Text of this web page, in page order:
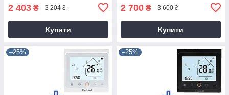
2 403 ₴ 3 204 ₴
Купити
2 700 ₴ 3 600 ₴
Купити
–25% –25%